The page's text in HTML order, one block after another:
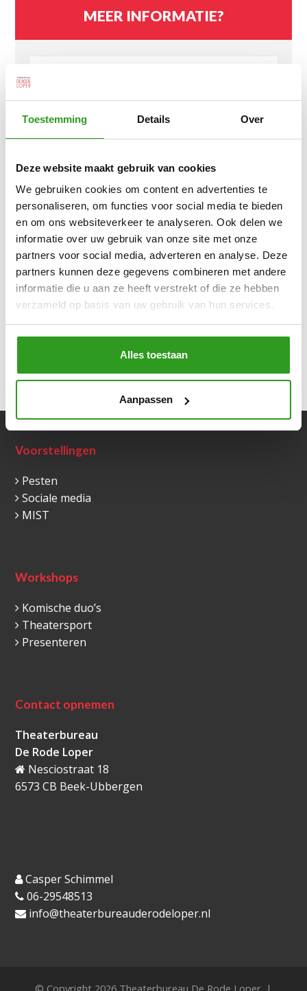
Toestemming Details Over
Deze website maakt gebruik van cookies
We gebruiken cookies om content en advertenties te
personaliseren, om functies voor social media te bieden
en om ons websiteverkeer te analyseren. Ook delen we
informatie over uw gebruik van onze site met onze
partners voor social media, adverteren en analyse. Deze
partners kunnen deze gegevens combineren met andere
informatie die u aan ze heeft verstrekt of die ze hebben
verzameld op basis van uw gebruik van hun services.
Alles toestaan
Aanpassen
MEER INFORMATIE?
Vorige Volgende
Voorstellingen
Pesten
Sociale media
MIST
Workshops
Komische duo’s
Theatersport
Presenteren
Contact opnemen
Theaterbureau
De Rode Loper
Nesciostraat 18
6573 CB Beek-Ubbergen
Casper Schimmel
06-29548513
info@theaterbureauderodeloper.nl